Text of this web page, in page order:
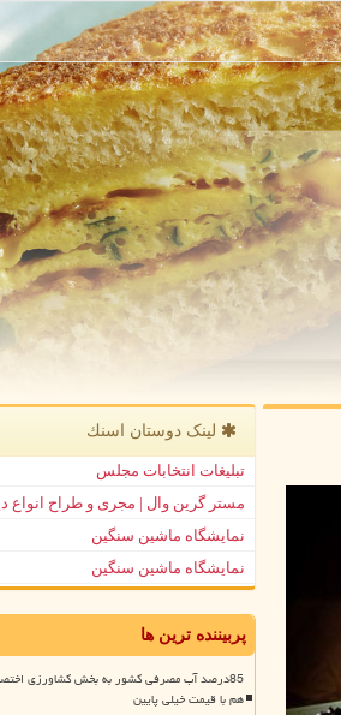
لینک دوستان اسنك
تبلیغات انتخابات مجلس
مستر گرین وال | مجری و طراح انواع
نمایشگاه ماشین سنگین
نمایشگاه ماشین سنگین
پربیننده ترین ها
85درصد آب مصرفی کشور به بخش کشاورزی
هم با قیمت خیلی پایین